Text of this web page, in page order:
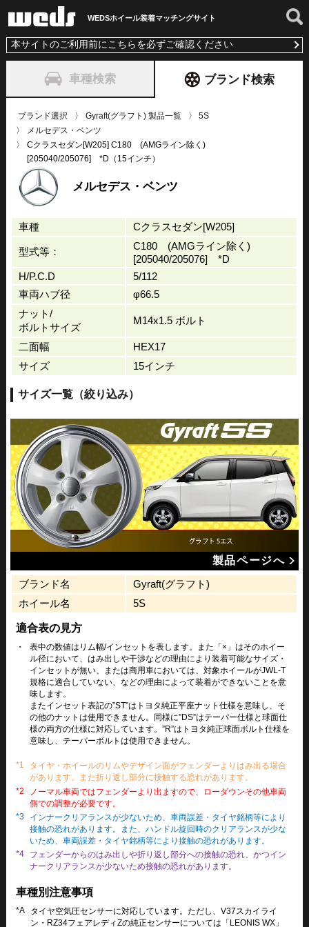
WEDSホイール装着マッチングサイト
本サイトのご利用前にこちらを必ずご確認ください
車種検索 ブランド検索
ブランド選択 Gyraft(グラフト) 製品一覧
5S
メルセデス・ベンツ
Cクラスセダン[W205] C180 (AMGライン除く)
[205040/205076] *D（15インチ）
メルセデス・ベンツ
車種 Cクラスセダン[W205]
型式等：
C180 (AMGライン除く)
[205040/205076] *D
H/P.C.D
5/112
車両ハブ径
φ66.5
ナット/
ボルトサイズ
M14x1.5 ボルト
二面幅
HEX17
サイズ
15インチ
サイズ一覧（絞り込み）
製品ページへ
ブランド名
Gyraft(グラフト)
ホイール名
5S
適合表の見方
・
表中の数値はリム幅/インセットを表します。また「×」はそのホイー
ル径において、はみ出しや干渉などの理由により装着可能なサイズ・
インセットが無い、または商用車においては、対象ホイールがJWL-T
規格に適合していない、などの理由によって装着ができないことを意
味します。
またインセット表記の”ST”はトヨタ純正平座ナット仕様を意味し、そ
の他のナットは使用できません。同様に”DS”はテーパー仕様と球面仕
様の両方の仕様に対応しています。”R”はトヨタ純正球面ボルト仕様を
意味し、テーパーボルトは使用できません。
*1
タイヤ・ホイールのリムやデザイン面がフェンダーよりはみ出る場合
があります。また折り返し部分に接触する恐れがあります。
*2
ノーマル車両ではフェンダーより出ますので、ローダウンその他車両
側での調整が必要です。
*3
インナークリアランスが少ないため、車両誤差・タイヤ銘柄等により
接触の恐れがあります。また、ハンドル旋回時のクリアランスが少な
いため、車両誤差・タイヤ銘柄等により接触の恐れがあります。
*4
フェンダーからのはみ出しや折り返し部分への接触の恐れ、かつイン
ナークリアランスが少ないため接触の恐れがあります。
車種別注意事項
*A
タイヤ空気圧センサーに対応しています。ただし、V37スカイライ
ン・RZ34フェアレディZの純正センサーについては「LEONIS WX」